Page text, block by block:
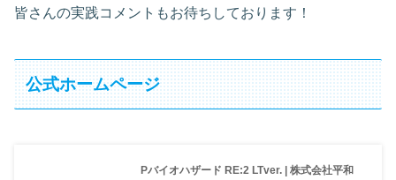
皆さんの実践コメントもお待ちしております！
公式ホームページ
Pバイオハザード RE:2 LTver. | 株式会社平和